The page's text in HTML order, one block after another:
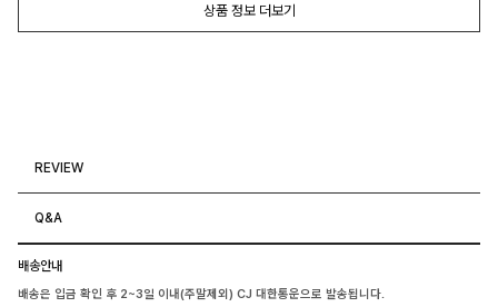
상품 정보 더보기
REVIEW
Q&A
배송안내
배송은 입금 확인 후 2~3일 이내(주말제외) CJ 대한통운으로 발송됩니다.